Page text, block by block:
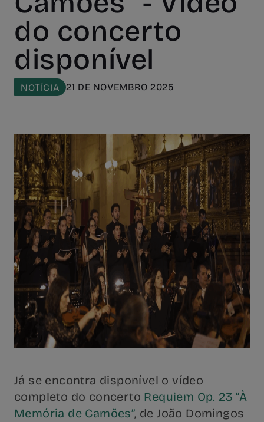
do concerto
disponível
NOTÍCIA 21 DE NOVEMBRO 2025
Já se encontra disponível o vídeo
completo do concerto Requiem Op. 23 “À
Memória de Camões”, de João Domingos